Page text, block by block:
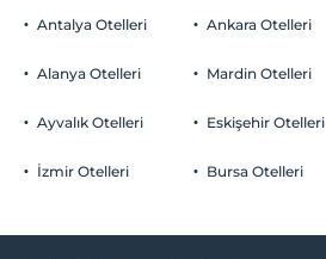
Antalya Otelleri
Alanya Otelleri
Ayvalık Otelleri
İzmir Otelleri
Ankara Otelleri
Mardin Otelleri
Eskişehir Otelleri
Bursa Otelleri